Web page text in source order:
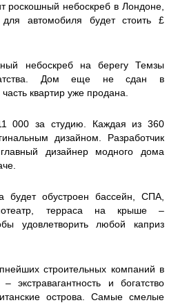
роскошный небоскреб в Лондоне,
для автомобиля будет стоить £
небоскреб на берегу Темзы
Дом еще не сдан в
квартир уже продана.
000 за студию. Каждая из 360
дизайном. Разработчик
главный дизайнер модного дома
будет обустроен бассейн, СПА,
терраса на крыше –
удовлетворить любой каприз
строительных компаний в
экстравагантность и богатство
острова. Самые смелые